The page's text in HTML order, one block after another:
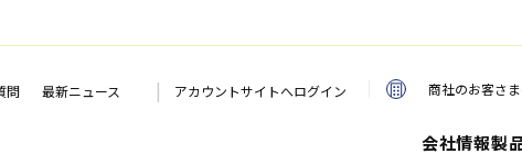
問 最新ニュース | アカウントサイトへログイン 商社のお客さ
会社情報製